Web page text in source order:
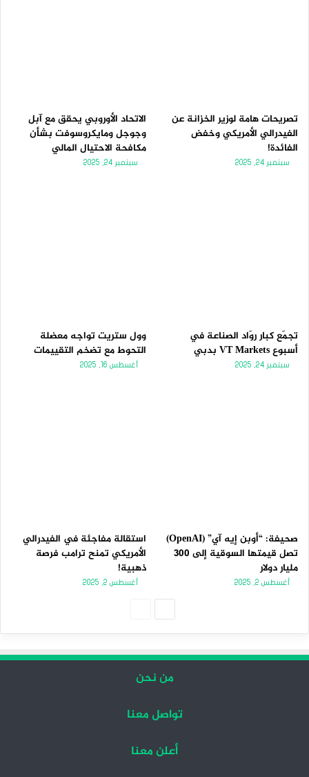
تصريحات هامة لوزير الخزانة عن
الفيدرالي الأمريكي وخفض
الفائدة!
سبتمبر 24, 2025
الاتحاد الأوروبي يحقق مع آبل
وجوجل ومايكروسوفت بشأن
مكافحة الاحتيال المالي
سبتمبر 24, 2025
تجمّع كبار روّاد الصناعة في
أسبوع VT Markets بدبي
سبتمبر 24, 2025
وول ستريت تواجه معضلة
التحوط مع تضخم التقييمات
أغسطس 16, 2025
صحيفة: “أوبن إيه آي” (OpenAI)
تصل قيمتها السوقية إلى 300
مليار دولار
أغسطس 2, 2025
استقالة مفاجئة في الفيدرالي
الأمريكي تمنح ترامب فرصة
ذهبية!
أغسطس 2, 2025
من نحن
تواصل معنا
أعلن معنا